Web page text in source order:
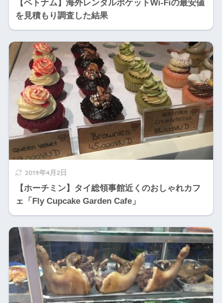
【ベトナム】海外レンタルポケットWi-Fiの最安値
を見積もり調査した結果
2019年4月2日
【ホーチミン】タイ総領事館近くのおしゃれカフ
ェ「Fly Cupcake Garden Cafe」